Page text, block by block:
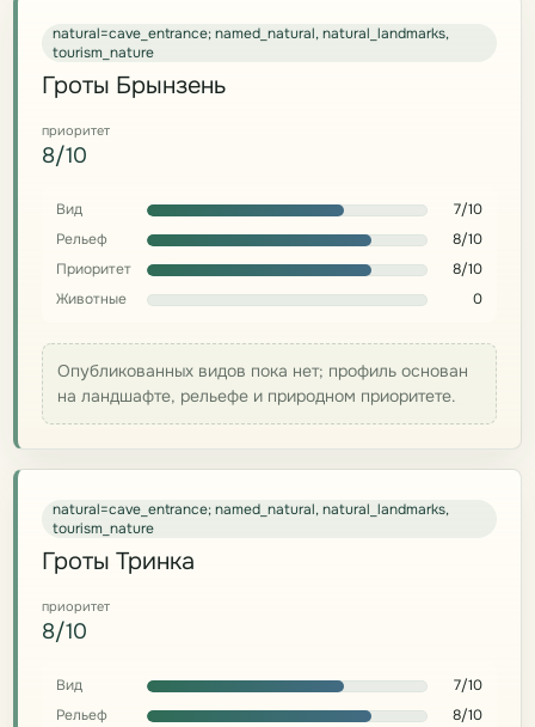
natural=cave_entrance; named_natural, natural_landmarks,
tourism_nature
Гроты Брынзень
приоритет
8/10
Вид
7/10
Рельеф
8/10
Приоритет
8/10
Животные
0
Опубликованных видов пока нет; профиль основан
на ландшафте, рельефе и природном приоритете.
natural=cave_entrance; named_natural, natural_landmarks,
tourism_nature
Гроты Тринка
приоритет
8/10
Вид
7/10
Рельеф
8/10